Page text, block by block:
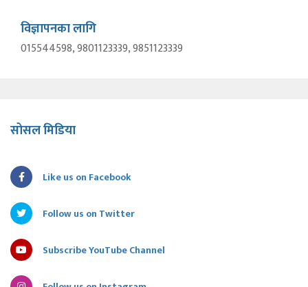
विज्ञापनका लागि
015544598, 9801123339, 9851123339
सोसल मिडिया
Like us on Facebook
Follow us on Twitter
Subscribe YouTube Channel